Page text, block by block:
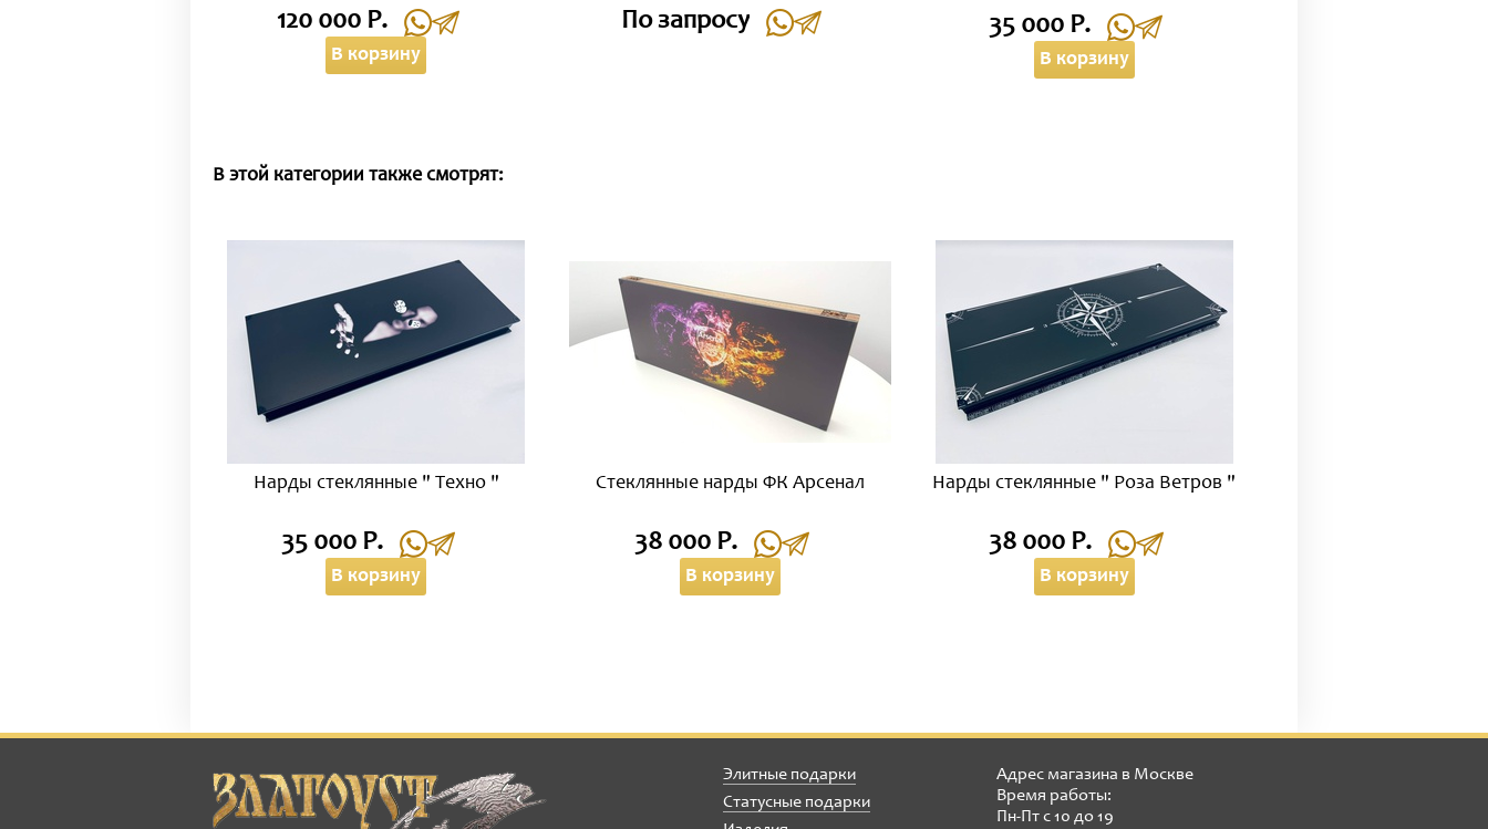
120 000 Р.
В корзину
По запросу 35 000 Р.
В корзину
В этой категории также смотрят:
Нарды стеклянные " Техно "
35 000 Р.
В корзину
Стеклянные нарды ФК Арсенал
38 000 Р.
В корзину
Нарды стеклянные " Роза Ветров "
38 000 Р.
В корзину
Элитные подарки
Статусные подарки
Адрес магазина в Москве
Время работы:
Пн-Пт с 10 до 19